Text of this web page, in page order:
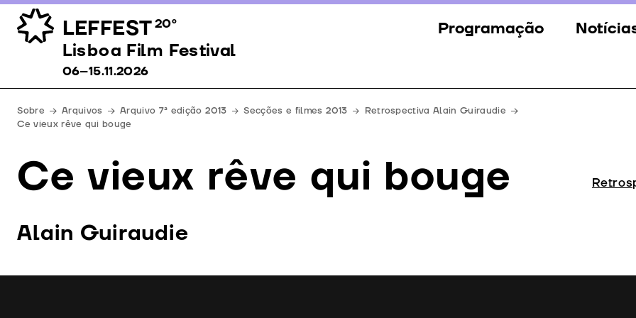
LEFFEST20º
Lisboa Film Festival 06–15.11.2026
Programação
Eventos
Júri
Prémios
Lisboa Film Festival
06–15.11.2026
Sobre Arquivos Arquivo 7ª edição 2013 Secções e filmes 2013
Retrospectiva Alain Guiraudie
Ce vieux rêve qui bouge
Ce vieux rêve qui bouge
Alain Guiraudie